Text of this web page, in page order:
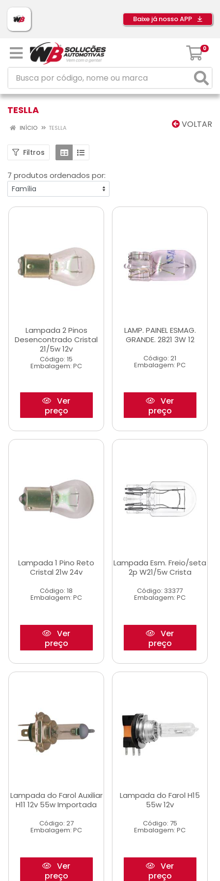
Baixe já nosso APP
0
TESLLA
VOLTAR
INÍCIO TESLLA
Filtros
7 produtos ordenados por:
Lampada 2 Pinos
Desencontrado Cristal
21/5w 12v
Código: 15
Embalagem: PC
Ver
preço
LAMP. PAINEL ESMAG.
GRANDE. 2821 3W 12
Código: 21
Embalagem: PC
Ver
preço
Lampada 1 Pino Reto
Cristal 21w 24v
Código: 18
Embalagem: PC
Ver
preço
Lampada Esm. Freio/seta
2p W21/5w Crista
Código: 33377
Embalagem: PC
Ver
preço
Lampada do Farol Auxiliar
H11 12v 55w Importada
Código: 27
Embalagem: PC
Ver
preço
Lampada do Farol H15
55w 12v
Código: 75
Embalagem: PC
Ver
preço